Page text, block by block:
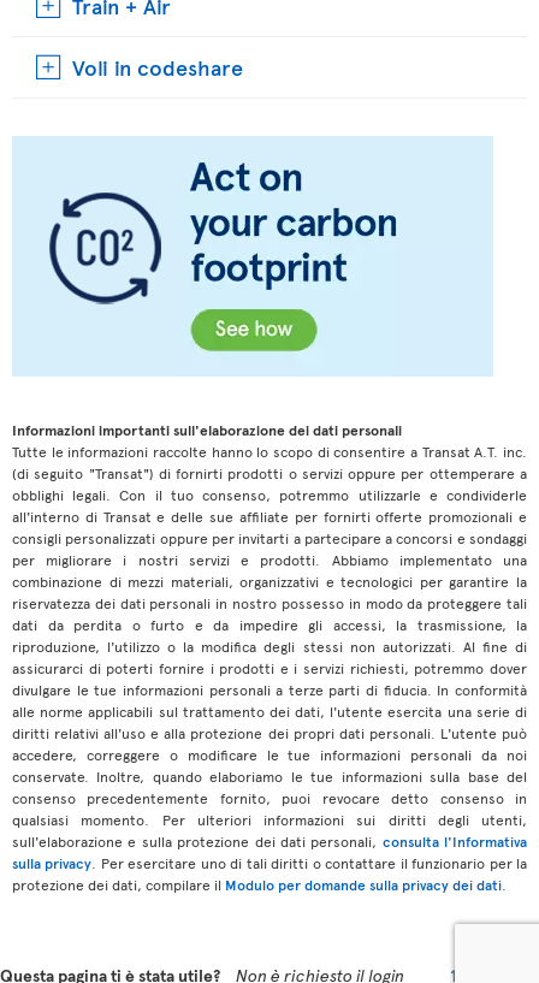
Voli in codeshare
Informazioni importanti sull'elaborazione dei dati personali
Tutte le informazioni raccolte hanno lo scopo di consentire a Transat A.T. inc.
(di seguito "Transat") di fornirti prodotti o servizi oppure per ottemperare a
obblighi legali. Con il tuo consenso, potremmo utilizzarle e condividerle
all'interno di Transat e delle sue affiliate per fornirti offerte promozionali e
consigli personalizzati oppure per invitarti a partecipare a concorsi e sondaggi
per migliorare i nostri servizi e prodotti. Abbiamo implementato una
combinazione di mezzi materiali, organizzativi e tecnologici per garantire la
riservatezza dei dati personali in nostro possesso in modo da proteggere tali
dati da perdita o furto e da impedire gli accessi, la trasmissione, la
riproduzione, l'utilizzo o la modifica degli stessi non autorizzati. Al fine di
assicurarci di poterti fornire i prodotti e i servizi richiesti, potremmo dover
divulgare le tue informazioni personali a terze parti di fiducia. In conformità
alle norme applicabili sul trattamento dei dati, l'utente esercita una serie di
diritti relativi all'uso e alla protezione dei propri dati personali. L'utente può
accedere, correggere o modificare le tue informazioni personali da noi
conservate. Inoltre, quando elaboriamo le tue informazioni sulla base del
consenso precedentemente fornito, puoi revocare detto consenso in
qualsiasi momento. Per ulteriori informazioni sui diritti degli utenti,
sull'elaborazione e sulla protezione dei dati personali, consulta l'Informativa
sulla privacy . Per esercitare uno di tali diritti o contattare il funzionario per la
protezione dei dati, compilare il Modulo per domande sulla privacy dei dati
Questa pagina ti è stata utile? Non è richiesto il login 17